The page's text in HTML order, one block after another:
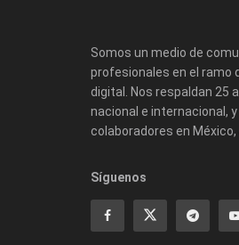
Somos un medio de
profesionales en el ramo
digital. Nos respaldan 25
nacional e internacional,
colaboradores en México,
Síguenos